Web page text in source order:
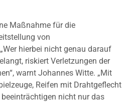
Maßnahme für die
von
hierbei nicht genau darauf
riskiert Verletzungen der
warnt Johannes Witte. „Mit
Reifen mit Drahtgeflecht
nicht nur das